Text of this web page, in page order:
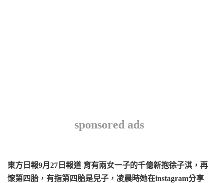
sponsored ads
東方日報9月27日報道 育有兩女一子的千億新抱徐子淇，再
懷第四胎，有指第四胎是兒子，凌晨時她在instagram分享